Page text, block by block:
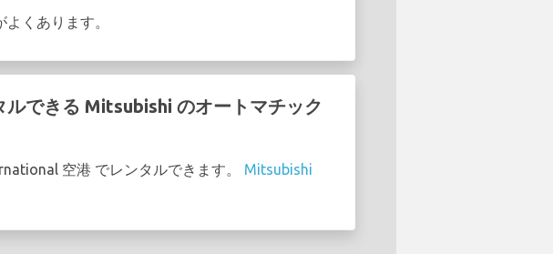
くあります。
できる Mitsubishi のオートマチック
空港 でレンタルできます。 Mitsubishi